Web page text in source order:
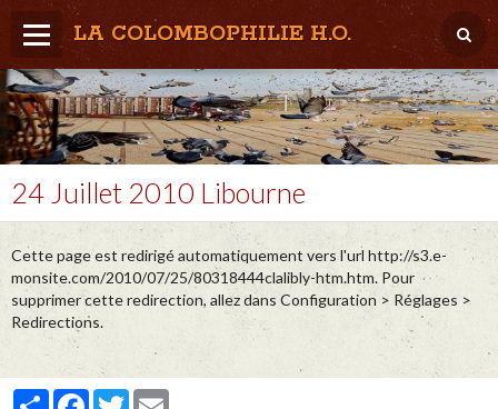
LA COLOMBOPHILIE H.O.
Home
Météo / Het weer
Lâcher / Los
Result. clubs, Provincial, (Inter)National
RFCB / KBDB
24 Juillet 2010 Libourne
Cette page est redirigé automatiquement vers l'url http://s3.e-
monsite.com/2010/07/25/80318444clalibly-htm.htm. Pour
supprimer cette redirection, allez dans Configuration > Réglages >
Redirections.
PartagerFacebook
Twitter